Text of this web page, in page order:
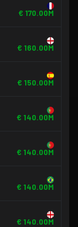
€ 170.00M
€ 160.00M
€ 150.00M
€ 140.00M
€ 140.00M
€ 140.00M
€ 140.00M